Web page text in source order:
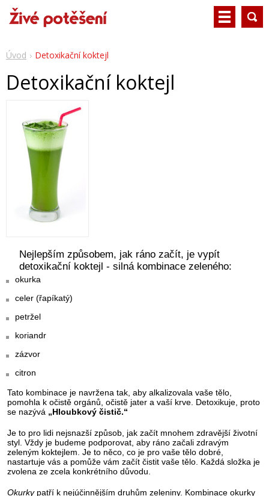
Úvod Detoxikační koktejl
Detoxikační koktejl
Nejlepším způsobem, jak ráno začít, je vypít
detoxikační koktejl - silná kombinace zeleného:
okurka
celer (řapíkatý)
petržel
koriandr
zázvor
citron
Tato kombinace je navržena tak, aby alkalizovala vaše tělo,
pomohla k očistě orgánů, očistě jater a vaší krve. Detoxikuje, proto
se nazývá „Hloubkový čistič.“
Je to pro lidi nejsnazší způsob, jak začít mnohem zdravější životní
styl. Vždy je budeme podporovat, aby ráno začali zdravým
zeleným koktejlem. Je to něco, co je pro vaše tělo dobré,
nastartuje vás a pomůže vám začít čistit vaše tělo. Každá složka je
zvolena ze zcela konkrétního důvodu.
Okurkypatří k nejúčinnějším druhům zeleniny. Kombinace okurky